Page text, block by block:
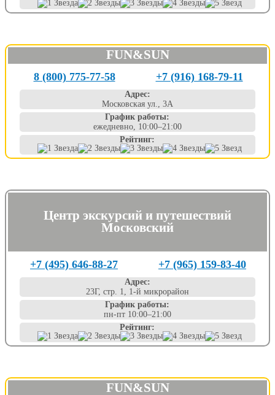
FUN&SUN
8 (800) 775-77-58 +7 (916) 168-79-11
Адрес:
Московская ул., 3А
График работы:
ежедневно, 10:00–21:00
Рейтинг:
Центр экскурсий и путешествий
Московский
+7 (495) 646-88-27 +7 (965) 159-83-40
Адрес:
23Г, стр. 1, 1-й микрорайон
График работы:
пн-пт 10:00–21:00
Рейтинг:
FUN&SUN